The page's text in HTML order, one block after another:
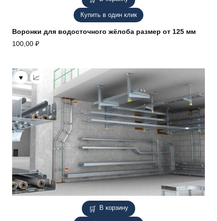
Купить в один клик
Воронки для водосточного жёлоба размер от 125 мм
100,00 ₽
В корзину